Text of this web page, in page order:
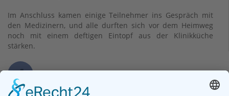
Im Anschluss kamen einige Teilnehmer ins Gespräch mit
den Medizinern, und alle durften sich vor dem Heimweg
noch mit einem deftigen Eintopf aus der Klinikküche
stärken.